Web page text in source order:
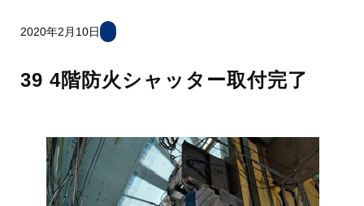
2020年2月10日
39 4階防火シャッター取付完了